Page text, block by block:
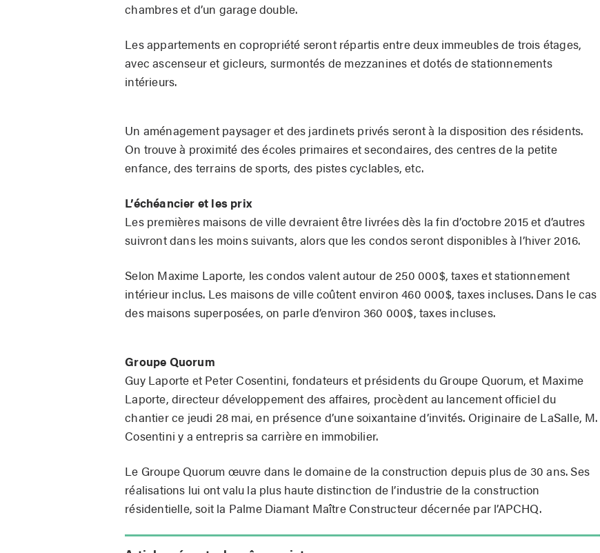
chambres et d’un garage double.
Les appartements en copropriété seront répartis entre deux immeubles de trois étages,
avec ascenseur et gicleurs, surmontés de mezzanines et dotés de stationnements
intérieurs.
Un aménagement paysager et des jardinets privés seront à la disposition des résidents.
On trouve à proximité des écoles primaires et secondaires, des centres de la petite
enfance, des terrains de sports, des pistes cyclables, etc.
L’échéancier et les prix
Les premières maisons de ville devraient être livrées dès la fin d’octobre 2015 et d’autres
suivront dans les moins suivants, alors que les condos seront disponibles à l’hiver 2016.
Selon Maxime Laporte, les condos valent autour de 250 000$, taxes et stationnement
intérieur inclus. Les maisons de ville coûtent environ 460 000$, taxes incluses. Dans le cas
des maisons superposées, on parle d’environ 360 000$, taxes incluses.
Groupe Quorum
Guy Laporte et Peter Cosentini, fondateurs et présidents du Groupe Quorum, et Maxime
Laporte, directeur développement des affaires, procèdent au lancement officiel du
chantier ce jeudi 28 mai, en présence d’une soixantaine d’invités. Originaire de LaSalle, M.
Cosentini y a entrepris sa carrière en immobilier.
Le Groupe Quorum œuvre dans le domaine de la construction depuis plus de 30 ans. Ses
réalisations lui ont valu la plus haute distinction de l’industrie de la construction
résidentielle, soit la Palme Diamant Maître Constructeur décernée par l’APCHQ.